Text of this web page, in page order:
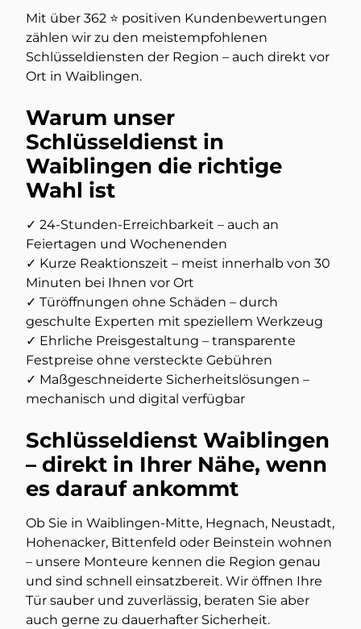
Mit über 362 ⭐️ positiven Kundenbewertungen
zählen wir zu den meistempfohlenen
Schlüsseldiensten der Region – auch direkt vor
Ort in Waiblingen.
Warum unser
Schlüsseldienst in
Waiblingen die richtige
Wahl ist
✓ 24-Stunden-Erreichbarkeit – auch an
Feiertagen und Wochenenden
✓ Kurze Reaktionszeit – meist innerhalb von 30
Minuten bei Ihnen vor Ort
✓ Türöffnungen ohne Schäden – durch
geschulte Experten mit speziellem Werkzeug
✓ Ehrliche Preisgestaltung – transparente
Festpreise ohne versteckte Gebühren
✓ Maßgeschneiderte Sicherheitslösungen –
mechanisch und digital verfügbar
Schlüsseldienst Waiblingen
– direkt in Ihrer Nähe, wenn
es darauf ankommt
Ob Sie in Waiblingen-Mitte, Hegnach, Neustadt,
Hohenacker, Bittenfeld oder Beinstein wohnen
– unsere Monteure kennen die Region genau
und sind schnell einsatzbereit. Wir öffnen Ihre
Tür sauber und zuverlässig, beraten Sie aber
auch gerne zu dauerhafter Sicherheit.